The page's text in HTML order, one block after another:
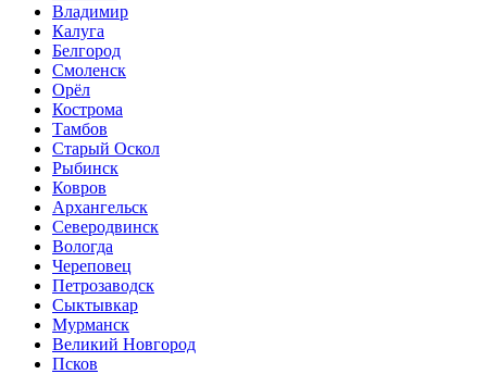
Владимир
Калуга
Белгород
Смоленск
Орёл
Кострома
Тамбов
Старый Оскол
Рыбинск
Ковров
Архангельск
Северодвинск
Вологда
Череповец
Петрозаводск
Сыктывкар
Мурманск
Великий Новгород
Псков